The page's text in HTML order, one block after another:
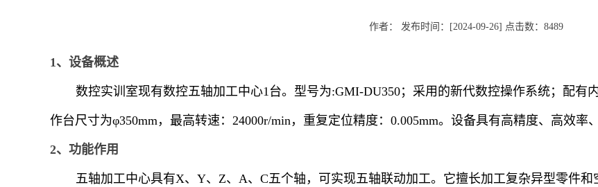
作者： 发布时间：[2024-09-26] 点击数： 8489
1、设备概述
数控实训室现有数控五轴加工中心1台。型号为:GMI-DU350；采用的新代数控操作系统；配有
作台尺寸为φ350mm，最高转速：24000r/min，重复定位精度：0.005mm。设备具有高精度、高效率
2、功能作用
五轴加工中心具有X、Y、Z、A、C五个轴，可实现五轴联动加工。它擅长加工复杂异型零件